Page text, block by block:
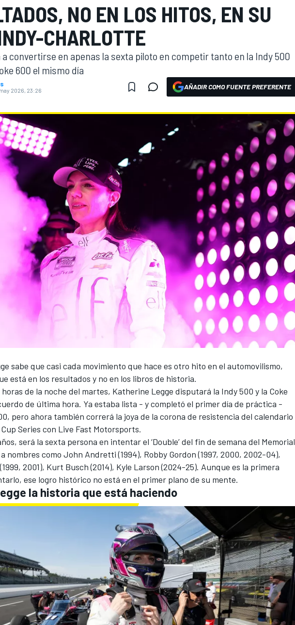
MOTO
NO EN LOS HITOS, EN SU
CHARLOTTE
a convertirse en apenas la sexta piloto en competir tanto en la Indy 500
600 el mismo día
2026, 23:26 AÑADIR COMO FUENTE PREFERENTE
sabe que casi cada movimiento que hace es otro hito en el automovilismo,
está en los resultados y no en los libros de historia.
de la noche del martes, Katherine Legge disputará la Indy 500 y la Coke
de última hora. Ya estaba lista - y completó el primer día de práctica -
pero ahora también correrá la joya de la corona de resistencia del calendario
Cup Series con Live Fast Motorsports.
será la sexta persona en intentar el ‘Double’ del fin de semana del Memorial
nombres como John Andretti(1994), Robby Gordon (1997, 2000, 2002-04),
2001), Kurt Busch (2014), Kyle Larson(2024-25). Aunque es la primera
ese logro histórico no está en el primer plano de su mente.
la historia que está haciendo